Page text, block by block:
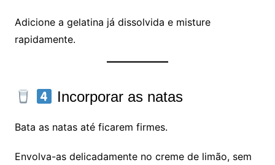
Adicione a gelatina já dissolvida e misture
rapidamente.
Incorporar as natas
Bata as natas até ficarem firmes.
Envolva-as delicadamente no creme de limão, sem